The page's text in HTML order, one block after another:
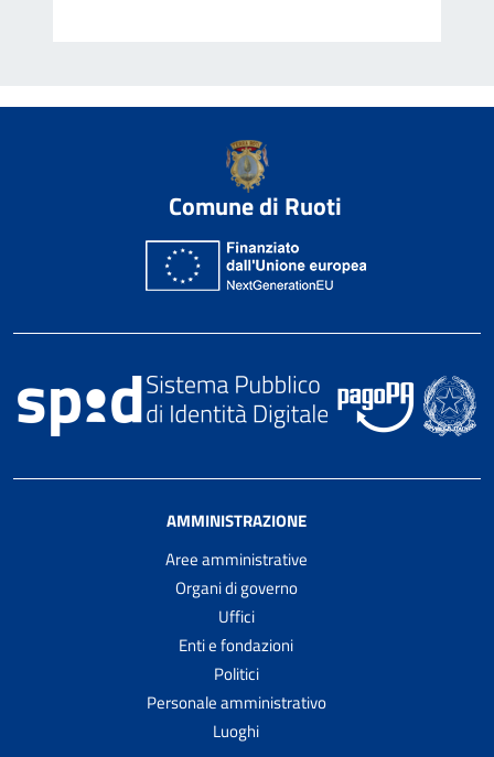
Comune di Ruoti
AMMINISTRAZIONE
Aree amministrative
Organi di governo
Uffici
Enti e fondazioni
Politici
Personale amministrativo
Luoghi